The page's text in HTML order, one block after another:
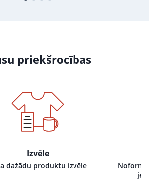
priekšrocības
Izvēle
dažādu produktu izvēle